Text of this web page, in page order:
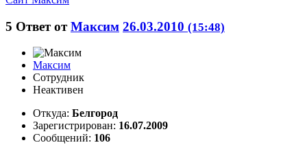
5 Ответ отМаксим 26.03.2010 (15:48)
Максим
Сотрудник
Неактивен
Откуда: Белгород
Зарегистрирован: 16.07.2009
Сообщений: 106